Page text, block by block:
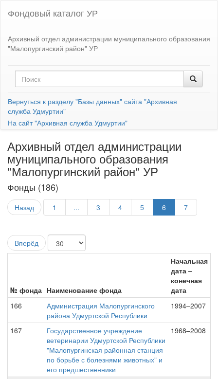
Фондовый каталог УР
Архивный отдел администрации муниципального образования
"Малопургинский район" УР
Вернуться к разделу "Базы данных" сайта "Архивная
служба Удмуртии"
На сайт "Архивная служба Удмуртии"
Архивный отдел администрации
муниципального образования
"Малопургинский район" УР
Фонды (186)
Назад 1 ... 3 4 5 6 7
Вперёд
№ фонда Наименование фонда
Начальная
дата –
конечная
дата
166
Администрация Малопургинского
района Удмуртской Республики
1994–2007
167
Государственное учреждение
ветеринарии Удмуртской Республики
"Малопургинская районная станция
по борьбе с болезнями животных" и
его предшественники
1968–2008